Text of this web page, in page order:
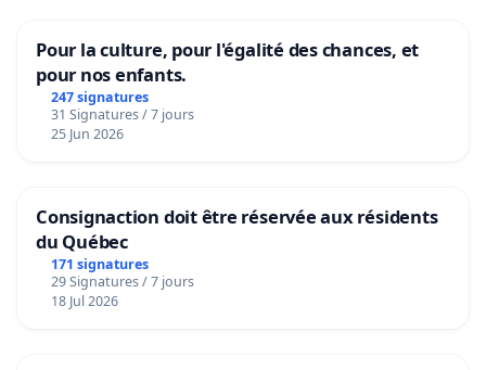
Pour la culture, pour l'égalité des chances, et
pour nos enfants.
247 signatures
31 Signatures / 7 jours
25 Jun 2026
Consignaction doit être réservée aux résidents
du Québec
171 signatures
29 Signatures / 7 jours
18 Jul 2026